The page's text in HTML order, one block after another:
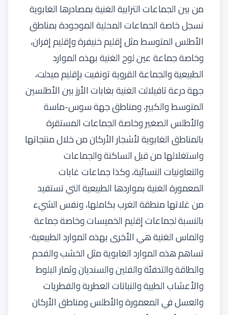
من بين الجماعات الترابية الغنية بمصادرها الغابوية
نسجل خاصة الجماعات المحلية الموجودة بمناطق
الأطلس المتوسط مثل إقليم خنيفرة وإقليم إفران،
وخاصة جماعة عين لوح الغنية بهذه الموارد
الطبيعية والجماعة القروية تونفيت بإقليم ميدلت،
جهة درعة تافيلالت الغنية بغابات الأرز بين الأطلسين
المتوسط والكبير، ومناطق جهة سوس-ماسة
والأطلس الصغير وخاصة الجماعات المستقرة
بالمناطق الغابوية لأشجار الأركان من خلال منتجاتها
واستغلالها من قبل الساكنة والجماعات
والتعاونيات النسائية، وكذا جماعات غابات
المعمورة الغنية بمواردها الطبيعية التي تستفيد
من غلاتها منطقة الغرب بكاملها، ونفس الشيء
بالنسبة لجماعات إقليم الخميسات وخاصة جماعة
والماس الغنية هي الأخرى بهذه الموارد الطبيعية⸱
تساهم هذه الموارد الغابوية مثل الخشب والفحم
والطاقة والتدفئة والفلين والسنديان وثمار البلوط
والأعشاب الطبية والنباتات العطرية والفطريات
والعسل في المعمورة والأطلس ومناطق الأركان